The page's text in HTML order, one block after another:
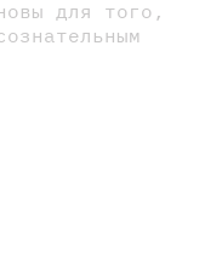
для того,